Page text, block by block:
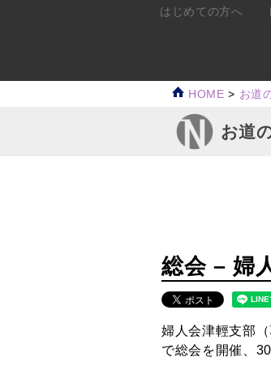
HOME > お道
お道
総会 – 婦
婦人会津輕支部
で総会を開催、
はじめての方へ